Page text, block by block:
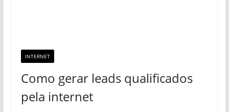
INTERNET
Como gerar leads qualificados
pela internet